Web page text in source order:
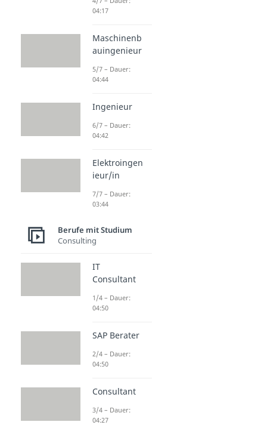
04:17
Maschinenb
auingenieur
5/7 – Dauer:
04:44
Ingenieur
6/7 – Dauer:
04:42
Elektroingen
ieur/in
7/7 – Dauer:
03:44
Berufe mit Studium
Consulting
IT
Consultant
1/4 – Dauer:
04:50
SAP Berater
2/4 – Dauer:
04:50
Consultant
3/4 – Dauer:
04:27